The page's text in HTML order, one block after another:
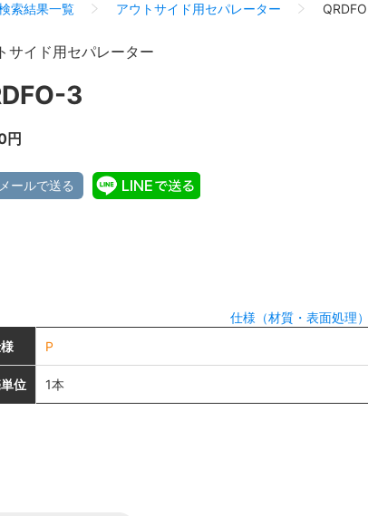
索結果一覧 アウトサイド用セパレーター
サイド用セパレーター
3
円
メールで送る
仕様（材質・表面処理
P
位 1本